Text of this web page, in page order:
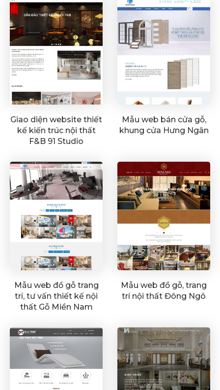
Giao diện website thiết
kế kiến trúc nội thất
F&B 91 Studio
Mẫu web bán cửa gỗ,
khung cửa Hưng Ngân
Mẫu web đồ gỗ trang
trí, tư vấn thiết kế nội
thất Gỗ Miền Nam
Mẫu web đồ gỗ, trang
trí nội thất Đông Ngô